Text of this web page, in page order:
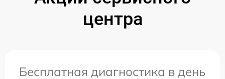
центра
Бесплатная диагностика в день